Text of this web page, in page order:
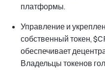
платформы.
Управление и
собственный токен,
обеспечивает
Владельцы токенов